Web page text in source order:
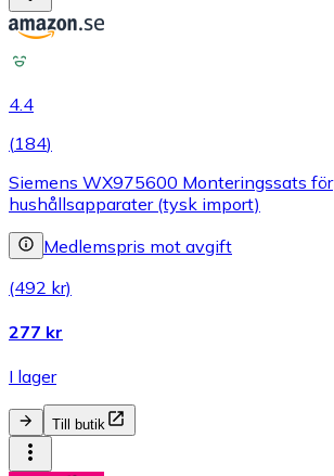
4.4
(184)
Siemens WX975600 Monteringssats för
hushållsapparater (tysk import)
Medlemspris mot avgift
(492 kr)
277 kr
I lager
Till butik